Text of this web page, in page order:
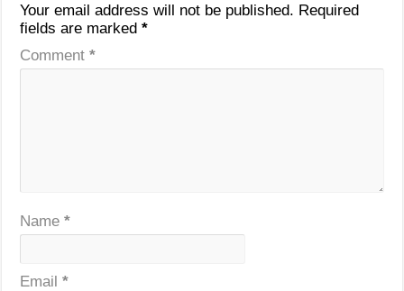
Your email address will not be published. Required
fields are marked*
Comment*
Name*
Email*